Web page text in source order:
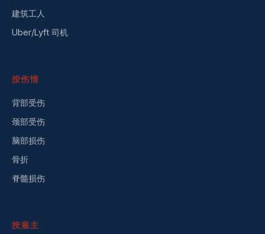
建筑工人
Uber/Lyft 司机
按伤情
背部受伤
颈部受伤
脑部损伤
骨折
脊髓损伤
按雇主